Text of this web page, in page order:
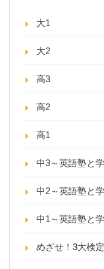
大1
大2
高3
高2
高1
中3～英語塾と
中2～英語塾と
中1～英語塾と
めざせ！3大検